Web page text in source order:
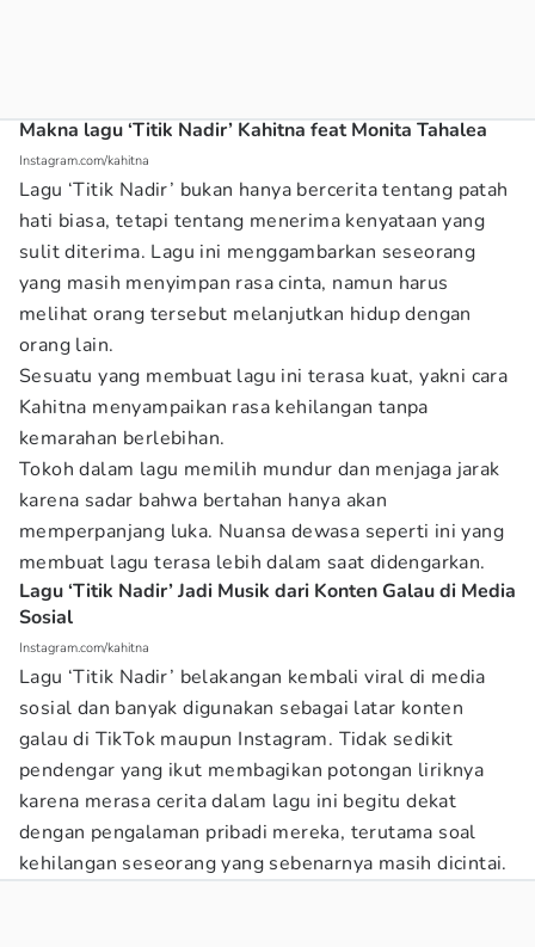
Makna lagu ‘Titik Nadir’ Kahitna feat Monita Tahalea
Instagram.com/kahitna
Lagu ‘Titik Nadir’ bukan hanya bercerita tentang patah
hati biasa, tetapi tentang menerima kenyataan yang
sulit diterima. Lagu ini menggambarkan seseorang
yang masih menyimpan rasa cinta, namun harus
melihat orang tersebut melanjutkan hidup dengan
orang lain.
Sesuatu yang membuat lagu ini terasa kuat, yakni cara
Kahitna menyampaikan rasa kehilangan tanpa
kemarahan berlebihan.
Tokoh dalam lagu memilih mundur dan menjaga jarak
karena sadar bahwa bertahan hanya akan
memperpanjang luka. Nuansa dewasa seperti ini yang
membuat lagu terasa lebih dalam saat didengarkan.
Lagu ‘Titik Nadir’ Jadi Musik dari Konten Galau di Media
Sosial
Instagram.com/kahitna
Lagu ‘Titik Nadir’ belakangan kembali viral di media
sosial dan banyak digunakan sebagai latar konten
galau di TikTok maupun Instagram. Tidak sedikit
pendengar yang ikut membagikan potongan liriknya
karena merasa cerita dalam lagu ini begitu dekat
dengan pengalaman pribadi mereka, terutama soal
kehilangan seseorang yang sebenarnya masih dicintai.